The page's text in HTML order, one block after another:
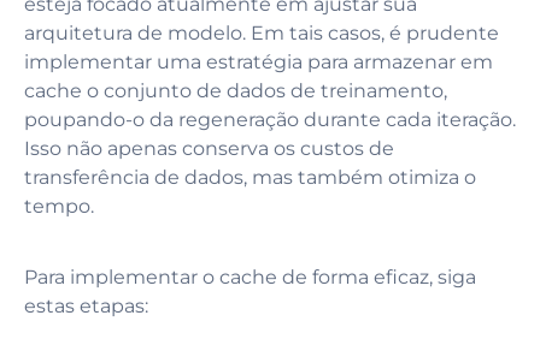
arquitetura de modelo. Em tais casos, é prudente
implementar uma estratégia para armazenar em
cache o conjunto de dados de treinamento,
poupando-o da regeneração durante cada iteração.
Isso não apenas conserva os custos de
transferência de dados, mas também otimiza o
tempo.
Para implementar o cache de forma eficaz, siga
estas etapas: